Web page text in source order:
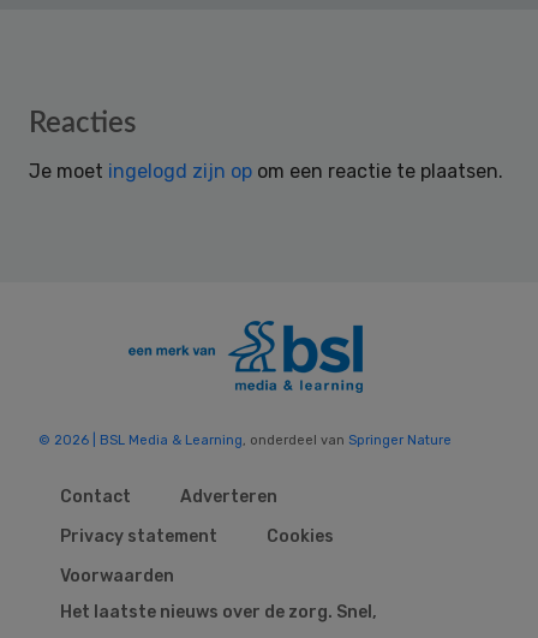
Reader
Reacties
Je moet ingelogd zijn op om een reactie te plaatsen.
© 2026 | BSL Media & Learning , onderdeel van Springer Nature
Contact
Adverteren
Privacy statement
Cookies
Voorwaarden
Het laatste nieuws over de zorg. Snel,